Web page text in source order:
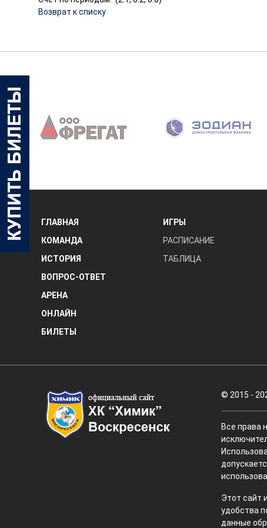
Возврат к списку
‹
ГЛАВНАЯ
КОМАНДА
ИСТОРИЯ
ВОПРОС-ОТВЕТ
АРЕНА
ОНЛАЙН
БИЛЕТЫ
ИГРЫ
РАСПИСАНИЕ
ТАБЛИЦА
© 2015 -
Все права
Этот сайт
удобства
данные